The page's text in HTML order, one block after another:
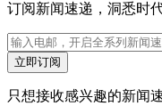
订阅新闻速递，洞悉时代
立即订阅
只想接收感兴趣的新闻